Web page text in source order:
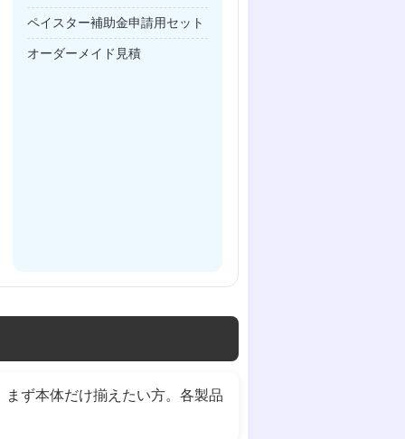
ペイスター補助金申請用セット
オーダーメイド見積
ず本体だけ揃えたい方。各製品